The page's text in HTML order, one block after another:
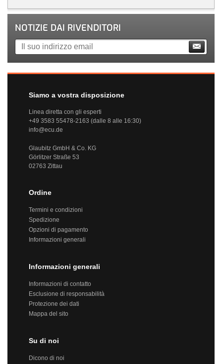
NOTIZIE DAI RIVENDITORI
Siamo a vostra disposizione
Linea diretta con gli esperti
+49 3583 55478-2163 (dalle 8 alle 16:30)
info@ecu.de
Glaubitz GmbH & Co. KG
Görlitzer Straße 53
02763 Zittau
Ordine
Termini e condizioni
Spedizione
Opzioni di pagamento
Informazioni generali
Informazioni generali
Informazioni di contatto
Esclusione di responsabilità
Protezione dei dati
Mappa del sito
Su di noi
Dicono di noi